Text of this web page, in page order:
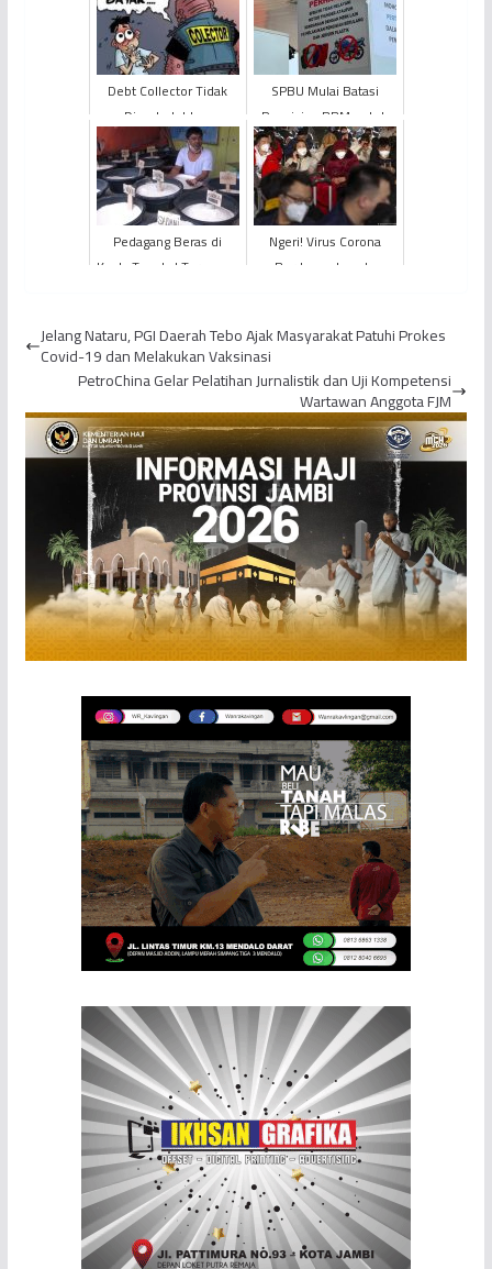
Debt Collector Tidak
Diperbolehkan
Merampas Kendaraan
SPBU Mulai Batasi
Pengisian BBM untuk
Suzuki Thunder, Ini
Alasannya!
Pedagang Beras di
Kuala Tungkal Terancam
Ngeri! Virus Corona
Berdampak pada
Jelang Nataru, PGI Daerah Tebo Ajak Masyarakat Patuhi Prokes
Covid-19 dan Melakukan Vaksinasi
PetroChina Gelar Pelatihan Jurnalistik dan Uji Kompetensi
Wartawan Anggota FJM